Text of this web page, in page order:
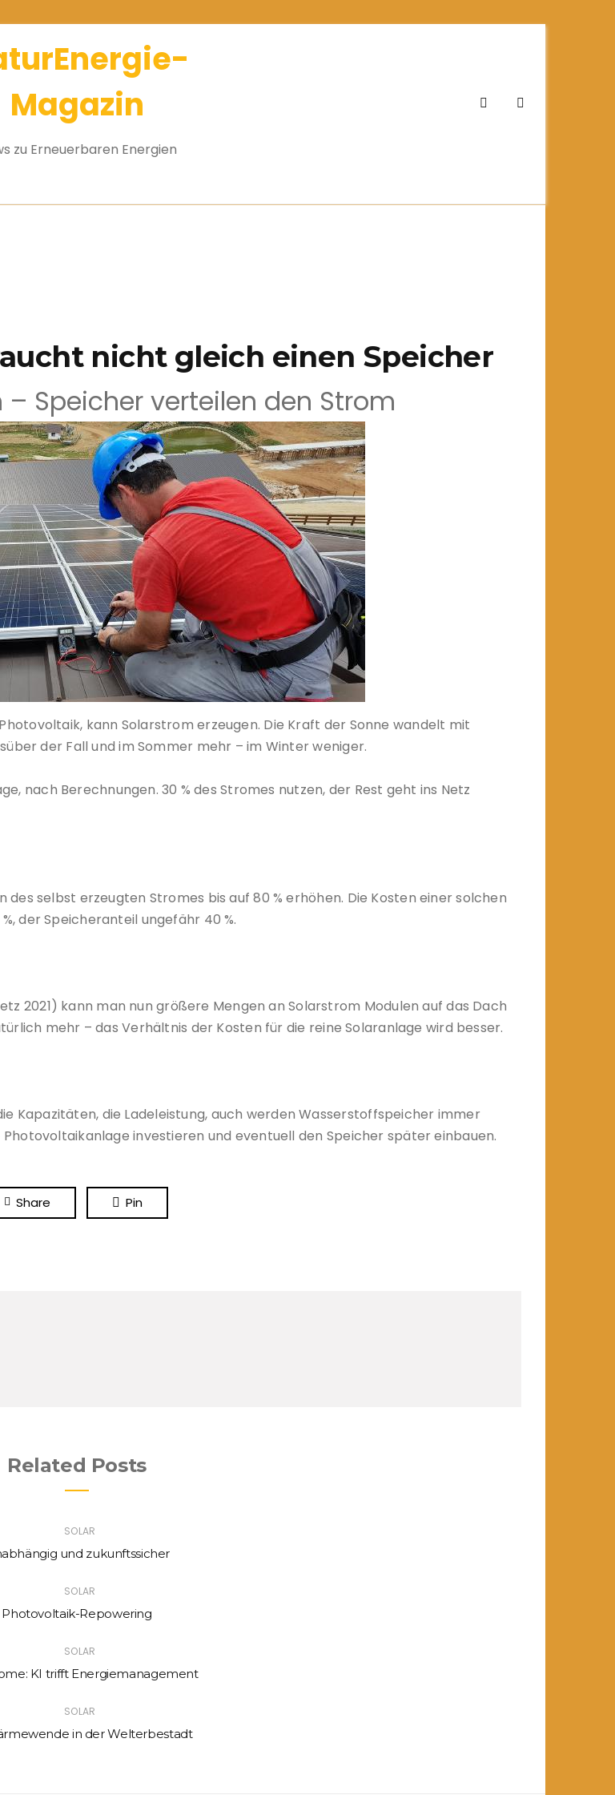
Magazin
zu Erneuerbaren Energien
nicht gleich einen Speicher
Speicher verteilen den Strom
kann Solarstrom erzeugen. Die Kraft der Sonne wandelt mit
der Fall und im Sommer mehr – im Winter weniger.
nach Berechnungen. 30 % des Stromes nutzen, der Rest geht ins Netz
des selbst erzeugten Stromes bis auf 80 % erhöhen. Die Kosten einer solchen
der Speicheranteil ungefähr 40 %.
2021) kann man nun größere Mengen an Solarstrom Modulen auf das Dach
mehr – das Verhältnis der Kosten für die reine Solaranlage wird besser.
Kapazitäten, die Ladeleistung, auch werden Wasserstoffspeicher immer
investieren und eventuell den Speicher später einbauen.
Share Pin
Related Posts
SOLAR
und zukunftssicher
SOLAR
Photovoltaik-Repowering
SOLAR
KI trifft Energiemanagement
SOLAR
in der Welterbestadt